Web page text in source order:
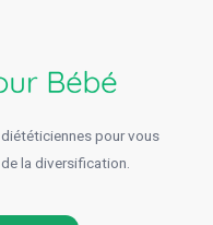
pour vous
la diversification.